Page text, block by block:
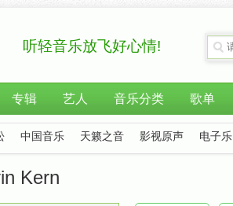
听轻音乐放飞好心情!
专辑 艺人 音乐分类 歌单
中国音乐 天籁之音 影视原声 电子乐
Kern